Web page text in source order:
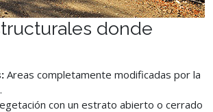
donde
Areas completamente modificadas por la
con un estrato abierto o cerrado